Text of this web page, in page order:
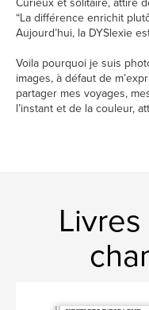
Curieux et solitaire, attiré
“La différence enrichit
Aujourd’hui, la DYSlexie
Voila pourquoi je suis
images, à défaut de
partager mes voyages,
l’instant et de la couleur,